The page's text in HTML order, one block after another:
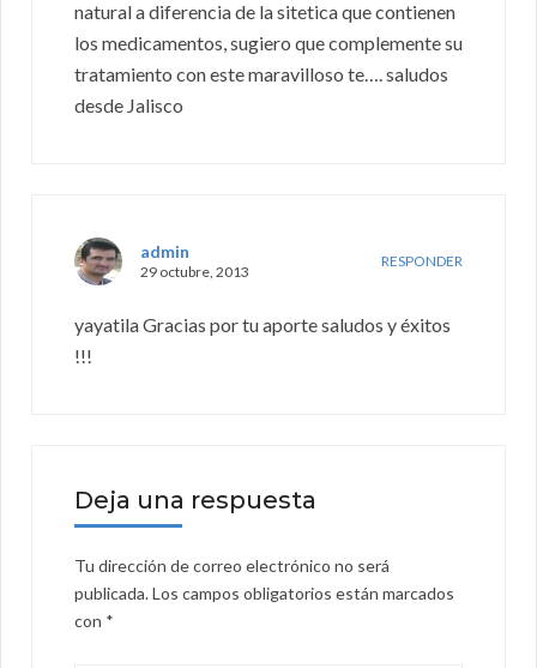
natural a diferencia de la sitetica que contienen
los medicamentos, sugiero que complemente su
tratamiento con este maravilloso te…. saludos
desde Jalisco
admin
29 octubre, 2013
RESPONDER
yayatila Gracias por tu aporte saludos y éxitos
!!!
Deja una respuesta
Tu dirección de correo electrónico no será
publicada.Los campos obligatorios están marcados
con *